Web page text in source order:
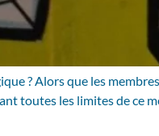
? Alors que les
toutes les limites de ce